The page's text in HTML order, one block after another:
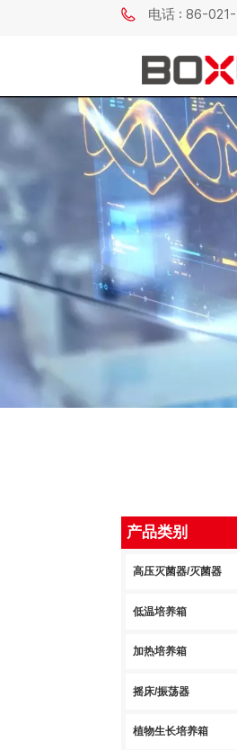
电话 : 86-
产品类别
高压灭菌器/灭菌器
低温培养箱
加热培养箱
摇床/振荡器
植物生长培养箱